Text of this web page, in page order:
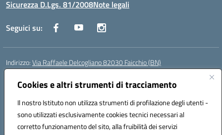
Cookies e altri strumenti di tracciamento
Il nostro Istituto non utilizza strumenti di profilazione degli utenti -
sono utilizzati esclusivamente cookies tecnici necessari al
corretto funzionamento del sito, alla fruibilità dei servizi
Sicurezza D.Lgs. 81/2008Note legali
Seguici su:
Indirizzo:Via Raffaele Delcogliano 82030 Faicchio (BN)
Centralino:
Posta elettronica certificata (PEC):bnis02300v@pec.istruzione.it
Codice fiscale: 90003320620
Codice meccanografico:BNIS02300V
Codice Indice delle Pubbliche Amministrazioni (IPA): istsc_bnis02300v
Codice unico di fatturazione (CUF): UFQEG8